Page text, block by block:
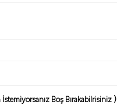
Boş Bırakabilrisiniz )